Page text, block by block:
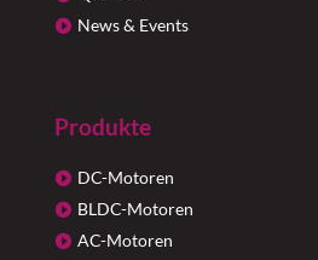
News & Events
Produkte
DC-Motoren
BLDC-Motoren
AC-Motoren